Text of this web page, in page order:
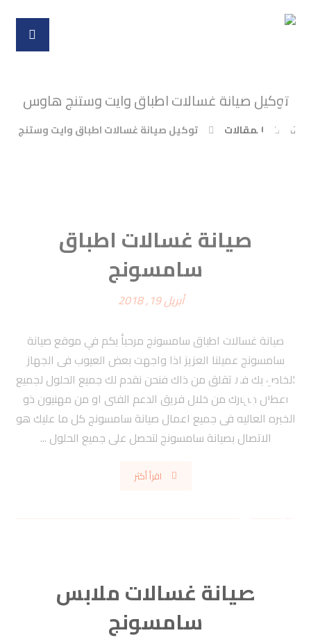
توكيل صيانة غسالات اطباق وايت وستنج هاوس
المقالات توكيل صيانة غسالات اطباق وايت وستنج
صيانة غسالات اطباق
سامسونج
أبريل 19, 2018
صيانة غسالات اطباق سامسونج مرحبأ بكم في موقع صيانة
سامسونج عميلنا العزيز اذا واجهت بعض العيوب فى الجهاز
الخاص بك فلا تقلق من ذاك فنحن نقدم لك جميع الحلول لجميع
اعطال جهازك من خلال فريق الدعم الفنى او من مهنيون ذو
الخبره العاليه فى جميع اعمال صيانة سامسونج كل ما عليك هو
الاتصال بصيانة سامسونج لتحصل على جميع الحلول ...
اقرأ أكثر
صيانة غسالات ملابس
سامسونج